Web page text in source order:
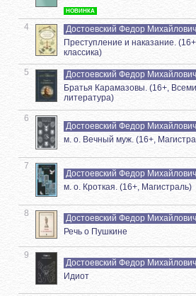
НОВИНКА
4
Достоевский Федор Михайлович
Преступление и наказание.
классика)
5
Достоевский Федор Михайлович
Братья Карамазовы. (16+,
литература)
6
Достоевский Федор Михайлович
м. о. Вечный муж. (16+,
7
Достоевский Федор Михайлович
м. о. Кроткая. (16+, Магистраль)
8
Достоевский Федор Михайлович
Речь о Пушкине
9
Достоевский Федор Михайлович
Идиот